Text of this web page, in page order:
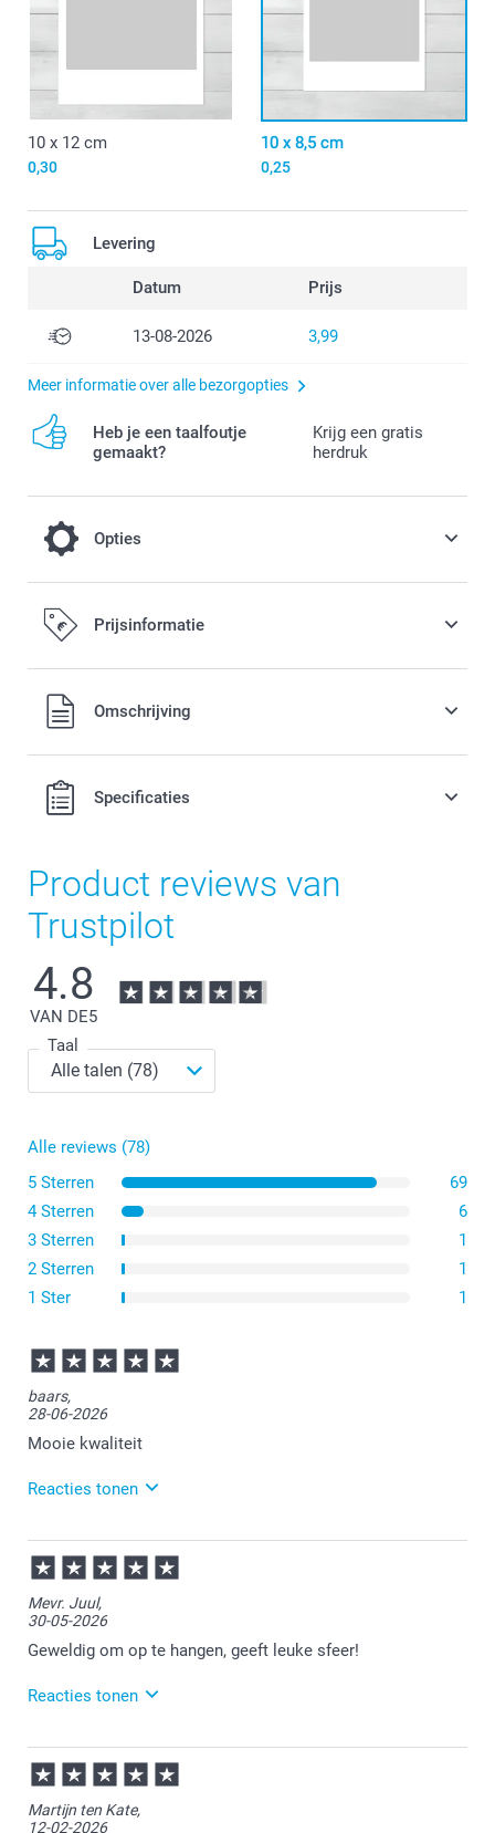
10 x 12 cm
0,30
10 x 8,5 cm
0,25
Levering
Datum Prijs
13-08-2026 3,99
Meer informatie over alle bezorgopties
Heb je een taalfoutje
gemaakt?
Krijg een gratis
herdruk
Opties
Kleureffect
Gratis
Zwart-Wit
Sepia
Prijsinformatie
Alle prijzen zijn in EURO (€) inclusief BTW en exclusief
verzendkosten.Omschrijving
Specificaties
Product reviews van
Trustpilot
4.8
VAN DE5
Taal
Alle reviews (78)
5 Sterren
69
4 Sterren
6
3 Sterren
1
2 Sterren
1
1 Ster
1
baars,
28-06-2026
Mooie kwaliteit
Reacties tonen
29-06-2026
14:57
Bedankt voor je review. Fijn om te horen dat je
tevreden bent over je ontvangen retrofoto's. Heel
veel plezier ervan!
Mevr. Juul,
30-05-2026
Geweldig om op te hangen, geeft leuke sfeer!
Reacties tonen
01-06-2026
13:28
Veel plezier van je bestelling!
Martijn ten Kate,
12-02-2026